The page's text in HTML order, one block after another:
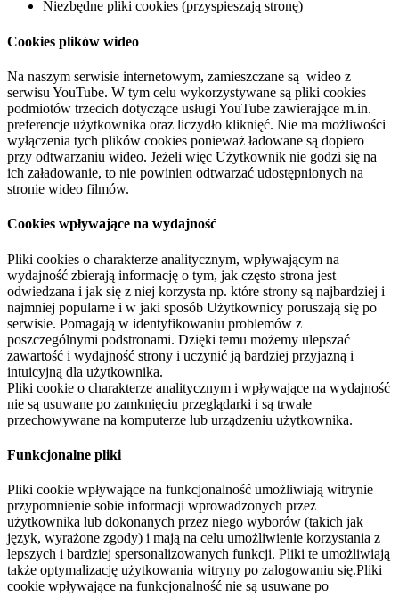
Niezbędne pliki cookies (przyspieszają stronę)
Cookies plików wideo
Na naszym serwisie internetowym, zamieszczane są wideo z
serwisu YouTube. W tym celu wykorzystywane są pliki cookies
podmiotów trzecich dotyczące usługi YouTube zawierające m.in.
preferencje użytkownika oraz liczydło kliknięć. Nie ma możliwości
wyłączenia tych plików cookies ponieważ ładowane są dopiero
przy odtwarzaniu wideo. Jeżeli więc Użytkownik nie godzi się na
ich załadowanie, to nie powinien odtwarzać udostępnionych na
stronie wideo filmów.
Cookies wpływające na wydajność
Pliki cookies o charakterze analitycznym, wpływającym na
wydajność zbierają informację o tym, jak często strona jest
odwiedzana i jak się z niej korzysta np. które strony są najbardziej i
najmniej popularne i w jaki sposób Użytkownicy poruszają się po
serwisie. Pomagają w identyfikowaniu problemów z
poszczególnymi podstronami. Dzięki temu możemy ulepszać
zawartość i wydajność strony i uczynić ją bardziej przyjazną i
intuicyjną dla użytkownika.
Pliki cookie o charakterze analitycznym i wpływające na wydajność
nie są usuwane po zamknięciu przeglądarki i są trwale
przechowywane na komputerze lub urządzeniu użytkownika.
Funkcjonalne pliki
Pliki cookie wpływające na funkcjonalność umożliwiają witrynie
przypomnienie sobie informacji wprowadzonych przez
użytkownika lub dokonanych przez niego wyborów (takich jak
język, wyrażone zgody) i mają na celu umożliwienie korzystania z
lepszych i bardziej spersonalizowanych funkcji. Pliki te umożliwiają
także optymalizację użytkowania witryny po zalogowaniu się.Pliki
cookie wpływające na funkcjonalność nie są usuwane po